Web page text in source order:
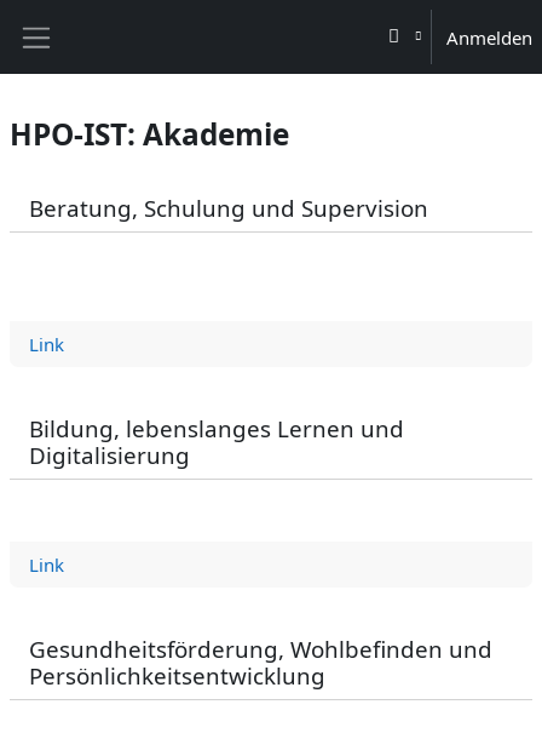
Anmelden
HPO-IST: Akademie
Beratung, Schulung und Supervision
Link
Bildung, lebenslanges Lernen und
Digitalisierung
Link
Gesundheitsförderung, Wohlbefinden und
Persönlichkeitsentwicklung